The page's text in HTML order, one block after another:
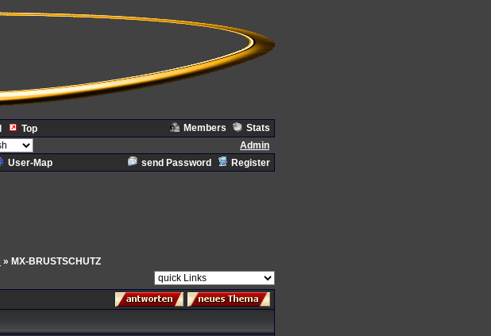
Top Members
Stats
Admin
User-Map send Password Register
» MX-BRUSTSCHUTZ